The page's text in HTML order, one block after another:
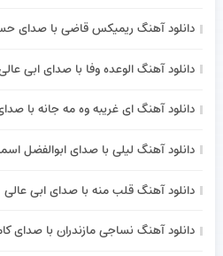
دانلود آهنگ ریمیکس قاضی با صدای
دانلود آهنگ الوعده وفا با صدای ابی
دانلود آهنگ ای غریبه وه مه جانه با
دانلود آهنگ لیلی با صدای ابوالفضل
دانلود آهنگ قلب منه با صدای ابی عالی
دانلود آهنگ نساجی مازندران با صدای